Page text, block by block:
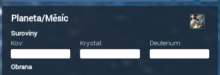
Planeta/Měsíc
Suroviny
Kov:
Krystal: Deuterium:
Obrana